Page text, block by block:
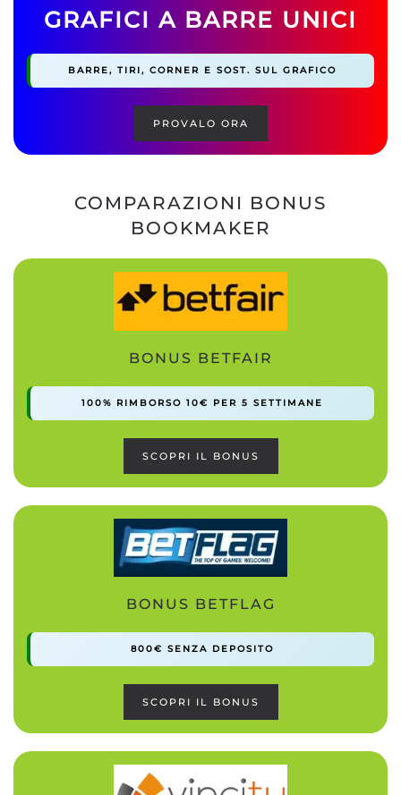
GRAFICI A BARRE UNICI
BARRE, TIRI, CORNER E SOST. SUL GRAFICO
PROVALO ORA
COMPARAZIONI BONUS
BOOKMAKER
BONUS BETFAIR
100% RIMBORSO 10€ PER 5 SETTIMANE
SCOPRI IL BONUS
BONUS BETFLAG
800€ SENZA DEPOSITO
SCOPRI IL BONUS